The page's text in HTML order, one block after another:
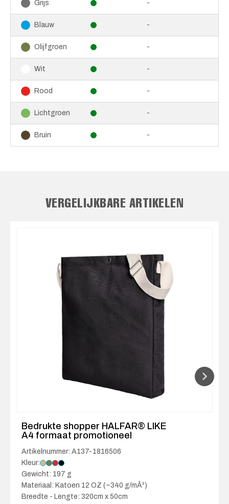
Grijs -
Blauw -
Olijfgroen -
Wit -
Rood -
Lichtgroen -
Bruin -
VERGELIJKBARE ARTIKELEN
Bedrukte shopper HALFAR® LIKE
A4 formaat promotioneel
Artikelnummer: A137-1816506
Kleur:
Gewicht: 197 g
Materiaal: Katoen 12 OZ (~340 g/mÂ²)
Breedte - Lengte: 320cm x 50cm